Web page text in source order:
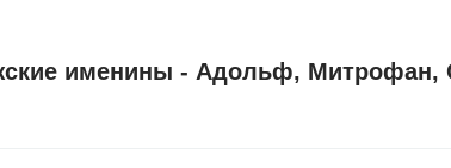
именины - Адольф, Митрофан,